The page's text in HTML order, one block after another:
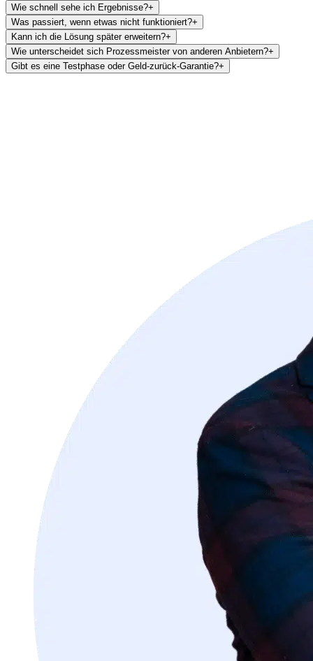
Wie schnell sehe ich Ergebnisse?+
Was passiert, wenn etwas nicht funktioniert?+
Kann ich die Lösung später erweitern?+
Wie unterscheidet sich Prozessmeister von anderen Anbietern?+
Gibt es eine Testphase oder Geld-zurück-Garantie?+